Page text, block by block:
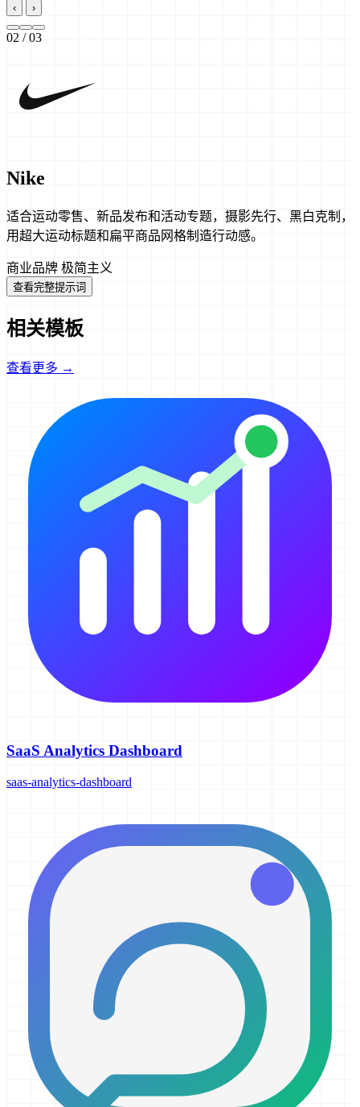
‹ ›
02 / 03
Nike
适合运动零售、新品发布和活动专题，摄影先行、黑白克制，
用超大运动标题和扁平商品网格制造行动感。
商业品牌 极简主义
查看完整提示词
相关模板
查看更多 →
SaaS Analytics Dashboard
saas-analytics-dashboard